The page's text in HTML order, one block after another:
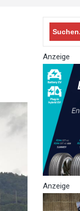
Search
for:
Anzeige
Anzeige